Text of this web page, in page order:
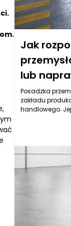
Jak
lub
Posadzka
zakładu
handlowego.
Zastanawiając
przemysłowej,
mogą